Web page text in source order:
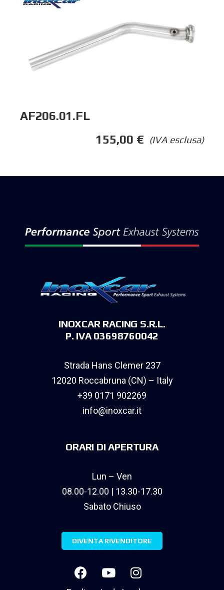
AF206.01.FL
(IVA esclusa)
155,00 €
INOXCAR RACING S.R.L.
P. IVA 03698760042
Strada Hans Clemer 237
12020 Roccabruna (CN) – Italy
+39 0171 902269
info@inoxcar.it
ORARI DI APERTURA
Lun – Ven
08.00-12.00 | 13.30-17.30
Sabato Chiuso
DIVENTA RIVENDITORE